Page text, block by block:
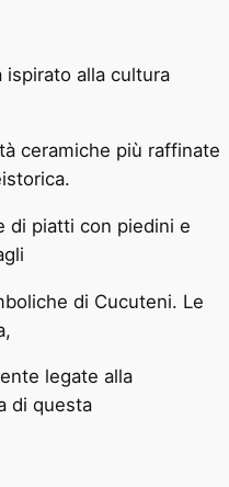
ispirato alla cultura
ceramiche più raffinate
di piatti con piedini e
di Cucuteni. Le
legate alla
di questa